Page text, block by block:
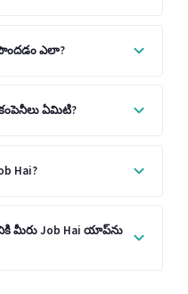
ఎలా?
ఏమిటి?
Hai?
మీరు Job Hai యాప్‌ను